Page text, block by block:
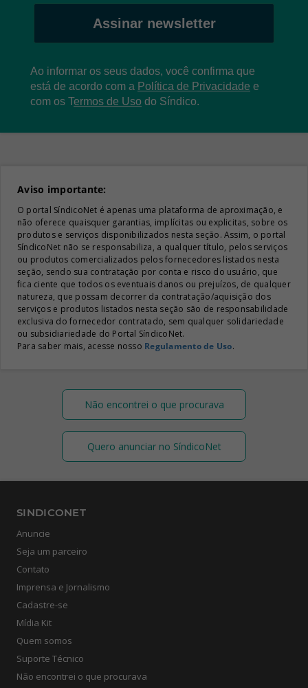
Assinar newsletter
Ao informar os seus dados, você confirma que
está de acordo com a Política de Privacidade e
com os Termos de Uso do Síndico.
Aviso importante:
O portal SíndicoNet é apenas uma plataforma de aproximação, e
não oferece quaisquer garantias, implícitas ou explicitas, sobre os
produtos e serviços disponibilizados nesta seção. Assim, o portal
SíndicoNet não se responsabiliza, a qualquer título, pelos serviços
ou produtos comercializados pelos fornecedores listados nesta
seção, sendo sua contratação por conta e risco do usuário, que
fica ciente que todos os eventuais danos ou prejuízos, de qualquer
natureza, que possam decorrer da contratação/aquisição dos
serviços e produtos listados nesta seção são de responsabilidade
exclusiva do fornecedor contratado, sem qualquer solidariedade
ou subsidiariedade do Portal SíndicoNet.
Para saber mais, acesse nosso Regulamento de Uso.
Não encontrei o que procurava
Quero anunciar no SíndicoNet
SINDICONET
Anuncie
Seja um parceiro
Contato
Imprensa e Jornalismo
Cadastre-se
Mídia Kit
Quem somos
Suporte Técnico
Não encontrei o que procurava